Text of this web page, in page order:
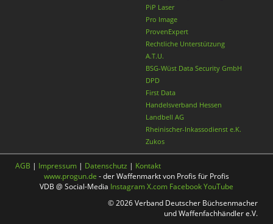
PiP Laser
Pro Image
ProvenExpert
Rechtliche Unterstützung
A.T.U.
BSG-Wüst Data Security GmbH
DPD
First Data
Handelsverband Hessen
Landbell AG
Rheinischer-Inkassodienst e.K.
Zukos
AGB | Impressum | Datenschutz | Kontakt
www.progun.de - der Waffenmarkt von Profis für Profis
VDB @ Social-Media InstagramX.com FacebookYouTube
© 2026 Verband Deutscher Büchsenmacher
und Waffenfachhändler e.V.